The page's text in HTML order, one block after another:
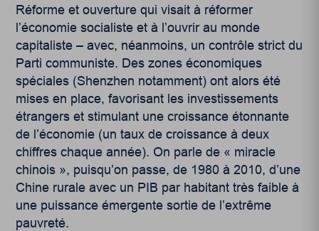
Réforme et ouverture qui visait à réformer
l’économie socialiste et à l’ouvrir au monde
capitaliste – avec, néanmoins, un contrôle strict du
Parti communiste. Des zones économiques
spéciales (Shenzhen notamment) ont alors été
mises en place, favorisant les investissements
étrangers et stimulant une croissance étonnante
de l’économie (un taux de croissance à deux
chiffres chaque année). On parle de « miracle
chinois », puisqu’on passe, de 1980 à 2010, d’une
Chine rurale avec un PIB par habitant très faible à
une puissance émergente sortie de l’extrême
pauvreté.